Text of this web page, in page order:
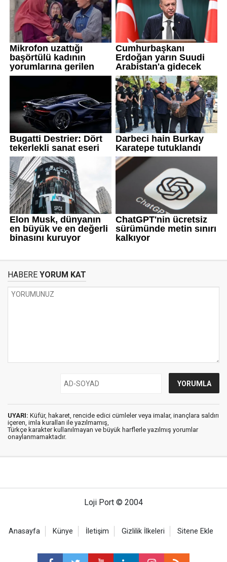
HABERE YORUM KAT
UYARI: Küfür, hakaret, rencide edici cümleler veya imalar, inançlara saldırı
içeren, imla kuralları ile yazılmamış,
Türkçe karakter kullanılmayan ve büyük harflerle yazılmış yorumlar
onaylanmamaktadır.
Loji Port © 2004
Anasayfa Künye İletişim Gizlilik İlkeleri Sitene Ekle